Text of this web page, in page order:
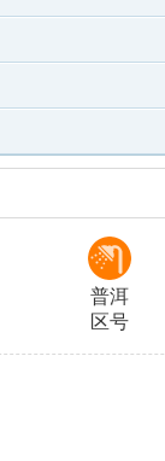
普洱
区号